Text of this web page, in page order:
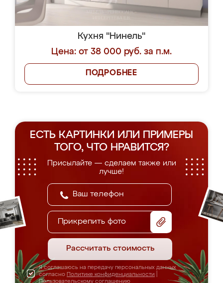
Кухня "Нинель"
Цена: от 38 000 руб. за п.м.
ПОДРОБНЕЕ
ЕСТЬ КАРТИНКИ ИЛИ ПРИМЕРЫ
ТОГО, ЧТО НРАВИТСЯ?
Присылайте — сделаем также или
лучше!
Прикрепить фото
Рассчитать стоимость
Я соглашаюсь на передачу персональных данных
согласно Политике конфиденциальности
Пользовательскому соглашению